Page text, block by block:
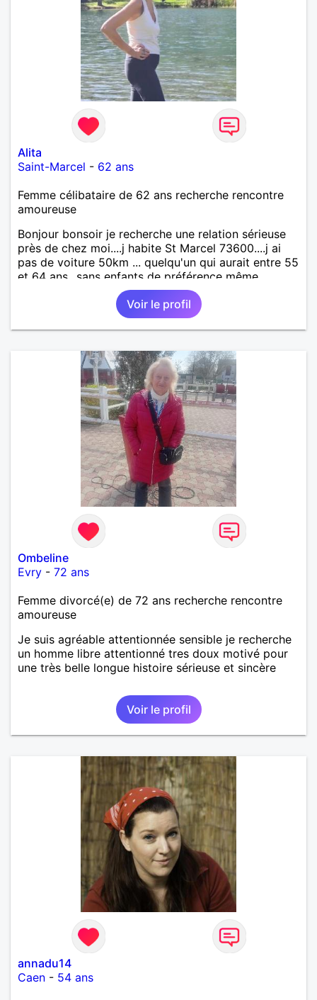
Alita
Saint-Marcel - 62 ans
Femme célibataire de 62 ans recherche rencontre
amoureuse
Bonjour bonsoir je recherche une relation sérieuse
près de chez moi....j habite St Marcel 73600....j ai
pas de voiture 50km ... quelqu'un qui aurait entre 55
et 64 ans...sans enfants de préférence même
adultes et qui n aurait garder aucun contact avec
une où plusieurs ex...si vous correspondez à ma
recherche ecrivez moi je vous répondrai...
Voir le profil
Ombeline
Evry - 72 ans
Femme divorcé(e) de 72 ans recherche rencontre
amoureuse
Je suis agréable attentionnée sensible je recherche
un homme libre attentionné tres doux motivé pour
une très belle longue histoire sérieuse et sincère
Voir le profil
annadu14
Caen - 54 ans